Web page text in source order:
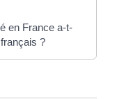
en France a-t-
?